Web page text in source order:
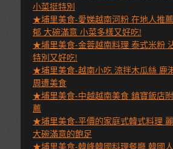
小菜挺特別
★埔里美食-愛娣越南河粉 在地人推
郁 大碗滿意 小菜多樣又好吃!
★埔里美食-金蓉越南料理 泰式米粉
特別又好吃!
★埔里美食-越南小吃 涼拌木瓜絲 鹿
周遭美食
★埔里美食-中越越南美食 鎮寶飯店
薦
★埔里美食-平價的家庭式韓式料理
大碗滿意的飽足
★埔里美食-韓峰韓國料理餐廳 韓國